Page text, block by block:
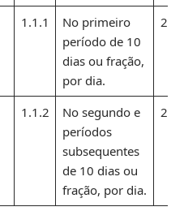
1.1.1
No primeiro
período de 10
dias ou fração,
por dia.
1.1.2
No segundo e
períodos
subsequentes
de 10 dias ou
fração, por dia.